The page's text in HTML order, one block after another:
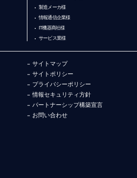
製造メーカ様
情報通信企業様
IT機器商社様
サービス業様
サイトマップ
サイトポリシー
プライバシーポリシー
情報セキュリティ方針
パートナーシップ構築宣言
お問い合わせ